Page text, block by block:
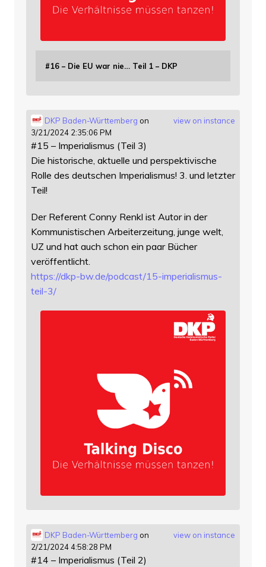
#16 – Die EU war nie… Teil 1 – DKP
view on instance
DKP Baden-Württemberg on
3/21/2024 2:35:06 PM
#15 – Imperialismus (Teil 3)
Die historische, aktuelle und perspektivische
Rolle des deutschen Imperialismus! 3. und letzter
Teil!
Der Referent Conny Renkl ist Autor in der
Kommunistischen Arbeiterzeitung, junge welt,
UZ und hat auch schon ein paar Bücher
veröffentlicht.
https://dkp-bw.de/podcast/15-imperialismus-
teil-3/
view on instance
DKP Baden-Württemberg on
2/21/2024 4:58:28 PM
#14 – Imperialismus (Teil 2)